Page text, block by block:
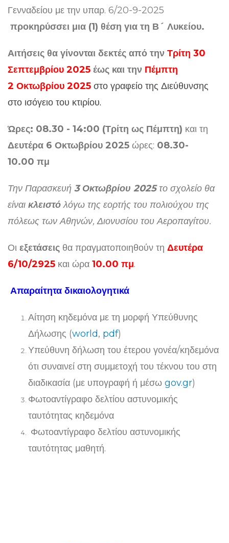
Γενναδείου με την υπαρ. 6/20-9-2025
προκηρύσσει μια (1) θέση για τη Β´ Λυκείου.
Αιτήσεις θα γίνονται δεκτές από την Τρίτη 30
Σεπτεμβρίου 2025 έως και την Πέμπτη
2 Οκτωβρίου 2025 στο γραφείο της Διεύθυνσης
στο ισόγειο του κτιρίου.
Ώρες: 08.30 - 14:00 (Τρίτη ως Πέμπτη) και τη
Δευτέρα 6 Οκτωβρίου 2025 ώρες: 08.30-
10.00 πμ
Την Παρασκευή 3 Οκτωβρίου 2025το σχολείο θα
είναι κλειστόλόγω της εορτής του πολιούχου της
πόλεως των Αθηνών, Διονυσίου του Αεροπαγίτου.
Οι εξετάσεις θα πραγματοποιηθούν τη Δευτέρα
6/10/2925 και ώρα 10.00 πμ.
Απαραίτητα δικαιολογητικά
Αίτηση κηδεμόνα με τη μορφή Υπεύθυνης
Δήλωσης (world, pdf)
Υπεύθυνη δήλωση του έτερου γονέα/κηδεμόνα
ότι συναινεί στη συμμετοχή του τέκνου του στη
διαδικασία (με υπογραφή ή μέσω gov.gr)
Φωτοαντίγραφο δελτίου αστυνομικής
ταυτότητας κηδεμόνα
Φωτοαντίγραφο δελτίου αστυνομικής
ταυτότητας μαθητή.